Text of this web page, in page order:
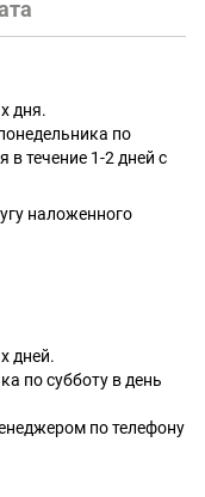
дня.
по
в течение 1-2 дней с
наложенного
дней.
по субботу в день
по телефону